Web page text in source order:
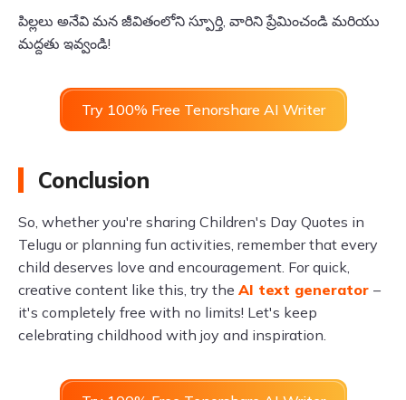
పిల్లలు అనేవి మన జీవితంలోని స్పూర్తి, వారిని ప్రేమించండి మరియు
మద్దతు ఇవ్వండి!
Try 100% Free Tenorshare AI Writer
Conclusion
So, whether you're sharing Children's Day Quotes in
Telugu or planning fun activities, remember that every
child deserves love and encouragement. For quick,
creative content like this, try the AI text generator –
it's completely free with no limits! Let's keep
celebrating childhood with joy and inspiration.